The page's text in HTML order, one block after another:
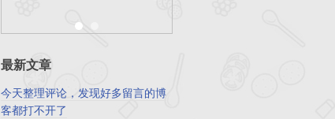
最新文章
今天整理评论，发现好多留言的博
客都打不开了